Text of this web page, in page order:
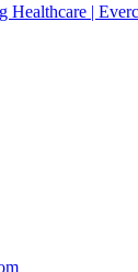
Healthcare |